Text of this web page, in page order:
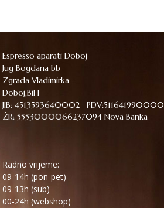
Espresso aparati Doboj
Jug Bogdana bb
Zgrada Vladimirka
Doboj,BiH
JIB: 4513593640002 PDV:511641990000
ŽR: 5553000066237094 Nova Banka
Radno vrijeme:
09-14h (pon-pet)
09-13h (sub)
00-24h (webshop)